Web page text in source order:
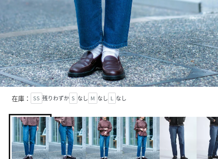
在庫： SS 残りわずか S なし M なし L なし